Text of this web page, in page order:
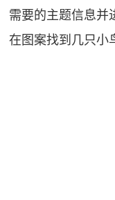
需要的主题信息并
在图案找到几只小